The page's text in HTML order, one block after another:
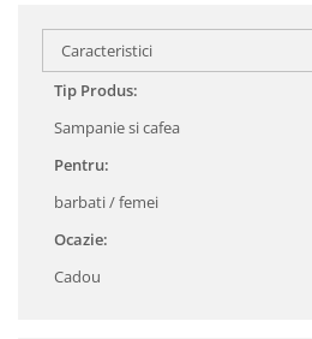
Caracteristici
Tip Produs:
Sampanie si cafea
Pentru:
barbati / femei
Ocazie:
Cadou